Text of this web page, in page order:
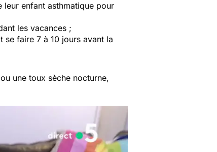
leur enfant asthmatique pour
les vacances ;
se faire 7 à 10 jours avant la
une toux sèche nocturne,